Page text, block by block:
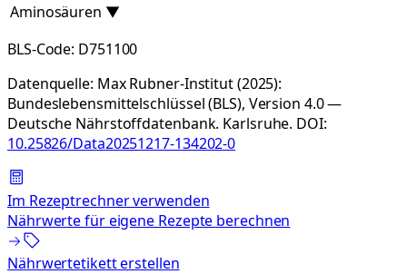
Aminosäuren ▼
BLS-Code: D751100
Datenquelle: Max Rubner-Institut (2025):
Bundeslebensmittelschlüssel (BLS), Version 4.0 —
Deutsche Nährstoffdatenbank. Karlsruhe. DOI:
10.25826/Data20251217-134202-0
Im Rezeptrechner verwenden
Nährwerte für eigene Rezepte berechnen
Nährwertetikett erstellen